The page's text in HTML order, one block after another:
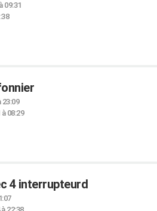
09:31
23:09
08:29
4 interrupteurd